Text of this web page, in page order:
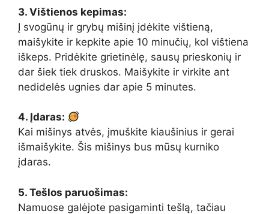
3. Vištienos kepimas:
Į svogūnų ir grybų mišinį įdėkite vištieną,
maišykite ir kepkite apie 10 minučių, kol vištiena
iškeps. Pridėkite grietinėlę, sausų prieskonių ir
dar šiek tiek druskos. Maišykite ir virkite ant
nedidelės ugnies dar apie 5 minutes.
4. Įdaras:
Kai mišinys atvės, įmuškite kiaušinius ir gerai
išmaišykite. Šis mišinys bus mūsų kurniko
įdaras.
5. Tešlos paruošimas:
Namuose galėjote pasigaminti tešlą, tačiau